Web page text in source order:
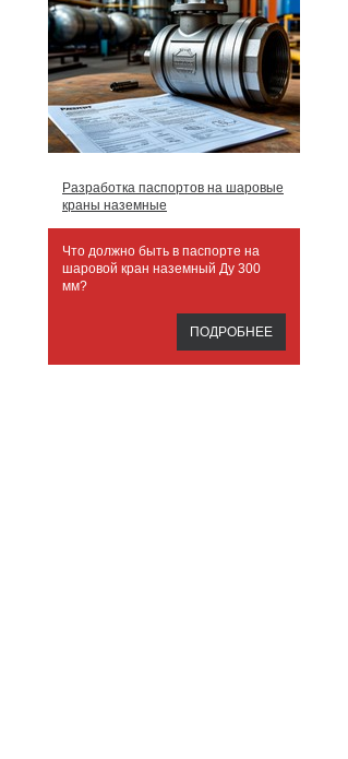
Разработка паспортов на шаровые
краны наземные
Что должно быть в паспорте на
шаровой кран наземный Ду 300
мм?
ПОДРОБНЕЕ